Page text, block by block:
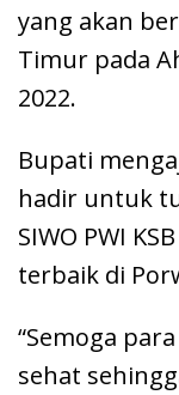
yang akan
Timur pada
2022.
Bupati
hadir untuk
SIWO PWI
terbaik di
“Semoga
sehat